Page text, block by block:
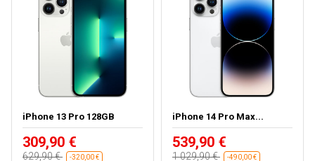
iPhone 13 Pro 128GB
309,90 €
629,90 € -320,00 €
iPhone 14 Pro Max...
539,90 €
1 029,90 € -490,00 €